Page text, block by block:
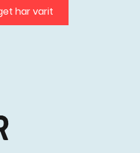
har varit